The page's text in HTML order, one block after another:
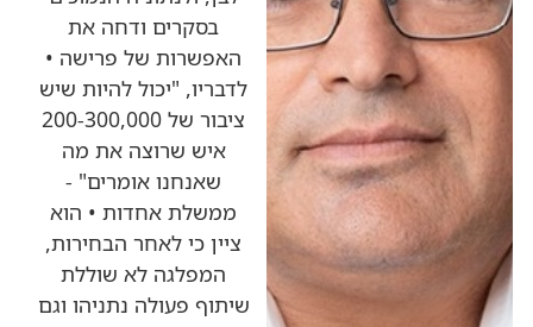
בסקרים ודחה את
האפשרות של פרישה •
לדבריו, "יכול להיות שיש
ציבור של 200-300,000
איש שרוצה את מה
שאנחנו אומרים" -
ממשלת אחדות • הוא
ציין כי לאחר הבחירות,
המפלגה לא שוללת
שיתוף פעולה נתניהו וגם